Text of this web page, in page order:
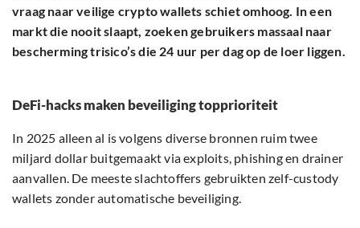
vraag naar veilige crypto wallets schiet omhoog. In een
markt die nooit slaapt, zoeken gebruikers massaal naar
bescherming trisico’s die 24 uur per dag op de loer liggen.
DeFi-hacks maken beveiliging topprioriteit
In 2025 alleen al is volgens diverse bronnen ruim twee
miljard dollar buitgemaakt via exploits, phishing en drainer
aanvallen. De meeste slachtoffers gebruikten zelf-custody
wallets zonder automatische beveiliging.